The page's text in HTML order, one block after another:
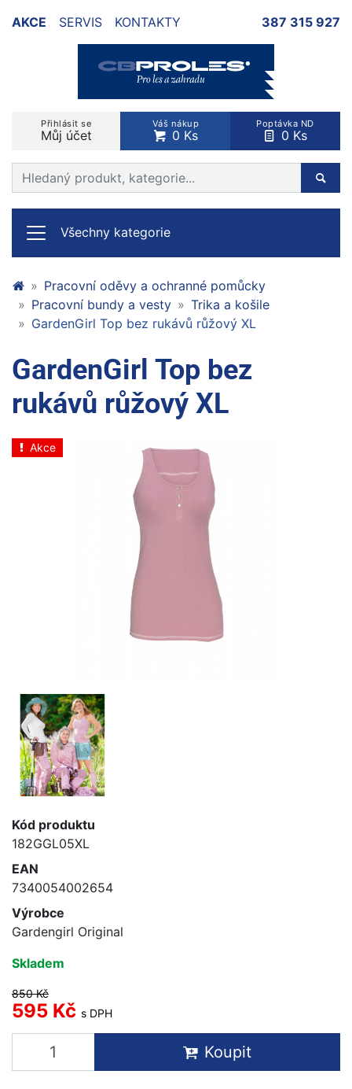
AKCE SERVIS KONTAKTY 387 315 927
Přihlásit se
Můj účet
Váš nákup
0 Ks
Poptávka ND
0 Ks
Prohledat web
Všechny kategorie
Pracovní oděvy a ochranné pomůcky
Pracovní bundy a vesty
Trika a košile
GardenGirl Top bez rukávů růžový XL
GardenGirl Top bez
rukávů růžový XL
Akce
Kód produktu
182GGL05XL
EAN
7340054002654
Výrobce
Gardengirl Original
Skladem
850 Kč
595 Kč s DPH
Koupit